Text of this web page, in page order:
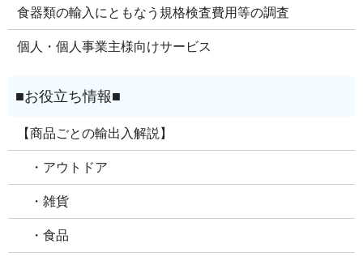
食器類の輸入にともなう規格検査費用等の調査
個人・個人事業主様向けサービス
【商品ごとの輸出入解説】
・アウトドア
・雑貨
・食品